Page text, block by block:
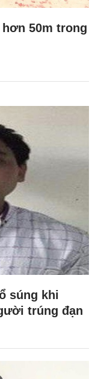
50m trong
súng khi
trúng đạn